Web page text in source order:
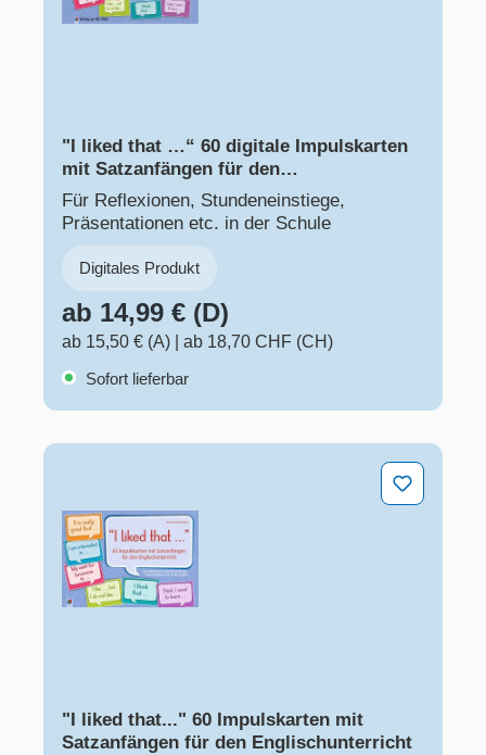
"I liked that …“ 60 digitale Impulskarten
mit Satzanfängen für den
Englischunterricht, inkl. Audio-Dateien –
Pro-Lizenz – Online
Für Reflexionen, Stundeneinstiege,
Präsentationen etc. in der Schule
Digitales Produkt
ab 14,99 € (D)
ab 15,50 € (A)
ab 18,70 CHF (CH)
Sofort lieferbar
"I liked that..." 60 Impulskarten mit Satzanfängen für
"I liked that..." 60 Impulskarten mit
Satzanfängen für den Englischunterricht